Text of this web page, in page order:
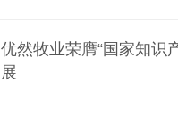
优然牧业荣膺“国家知识
展